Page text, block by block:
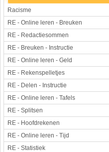
Racisme
RE - Online leren - Breuken
RE - Redactiesommen
RE - Breuken - Instructie
RE - Online leren - Geld
RE - Rekenspelletjes
RE - Delen - Instructie
RE - Online leren - Tafels
RE - Splitsen
RE - Hoofdrekenen
RE - Online leren - Tijd
RE - Statistiek